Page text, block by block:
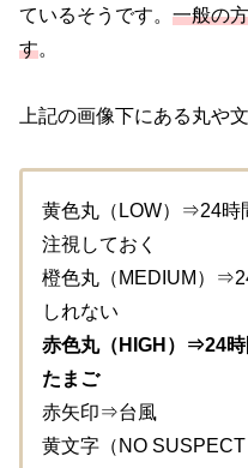
ているそうです。 一般の
す。
上記の画像下にある丸や
黄色丸（LOW）⇒24時
注視しておく
橙色丸（MEDIUM）
しれない
赤色丸（HIGH）⇒24
たまご
赤矢印⇒台風
黄文字（NO